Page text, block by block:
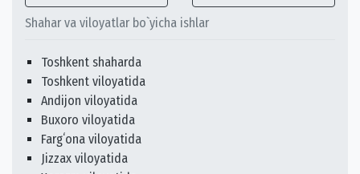
Shahar va viloyatlar bo`yicha ishlar
Toshkent shaharda
Toshkent viloyatida
Andijon viloyatida
Buxoro viloyatida
Fargʻona viloyatida
Jizzax viloyatida